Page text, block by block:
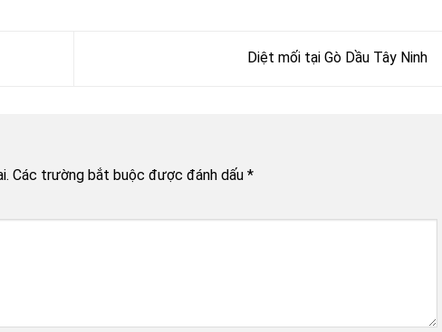
Diệt mối tại Gò Dầu Tây Ninh
Các trường bắt buộc được đánh dấu*